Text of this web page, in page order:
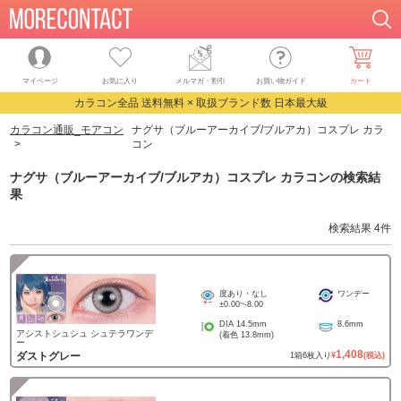
マイページ お気に入り メルマガ・割引 お買い物ガイド カート
カラコン全品 送料無料 × 取扱ブランド数 日本最大級
カラコン通販_モアコン
ナグサ（ブルーアーカイブ/ブルアカ）コスプレ カラ
コン
ナグサ（ブルーアーカイブ/ブルアカ）コスプレ カラコンの検索結
果
検索結果 4件
アシストシュシュ シュテラワンデ
ー
ダストグレー
度あり・なし
±0.00~-8.00
ワンデー
DIA 14.5mm
(着色 13.8mm)
8.6mm
1箱6枚入り ¥1,408(税込)